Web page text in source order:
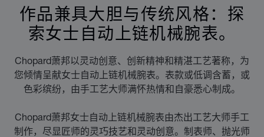
作品兼具大胆与传统风格：探
索女士自动上链机械腕表。
Chopard萧邦以灵动创意、创新精神和精湛工艺著称，为
您倾情呈献女士自动上链机械腕表。表款或低调含蓄，或
色彩缤纷，由手工艺大师满怀热情和自豪悉心制成。
Chopard萧邦女士自动上链机械腕表由杰出工艺大师手工
制作，尽显匠师的灵巧技艺和灵动创意。制表师、抛光师